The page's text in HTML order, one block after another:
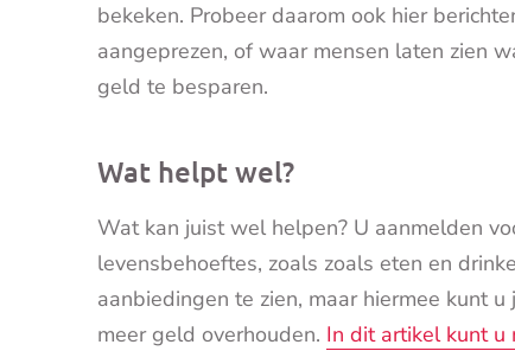
bekeken. Probeer daarom ook hier
aangeprezen, of waar mensen laten zien
geld te besparen.
Wat helpt wel?
Wat kan juist wel helpen? U aanmelden
levensbehoeftes, zoals zoals eten en
aanbiedingen te zien, maar hiermee kunt
meer geld overhouden. In dit artikel kunt u